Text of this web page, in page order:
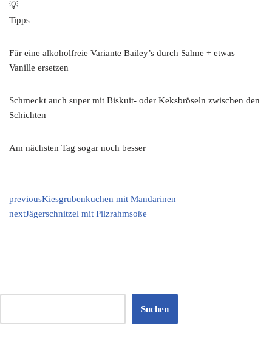
💡
Tipps
Für eine alkoholfreie Variante Bailey’s durch Sahne + etwas
Vanille ersetzen
Schmeckt auch super mit Biskuit- oder Keksbröseln zwischen den
Schichten
Am nächsten Tag sogar noch besser
previousKiesgrubenkuchen mit Mandarinen
nextJägerschnitzel mit Pilzrahmsoße
Suchen